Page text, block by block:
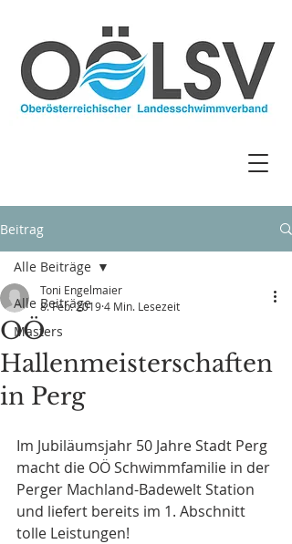
Beitrag
Alle Beiträge
Masters
Alle Beiträge
OÖ
Hallenmeisterschaften
in Perg
Toni Engelmaier
8. Feb. 20194 Min. Lesezeit
Im Jubiläumsjahr 50 Jahre Stadt Perg
macht die OÖ Schwimmfamilie in der
Perger Machland-Badewelt Station
und liefert bereits im 1. Abschnitt
tolle Leistungen!